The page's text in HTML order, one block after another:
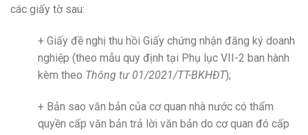
các giấy tờ sau:
+ Giấy đề nghị thu hồi Giấy chứng nhận đăng ký doanh
nghiệp (theo mẫu quy định tại Phụ lục VII-2 ban hành
kèm theo Thông tư 01/2021/TT-BKHĐT);
+ Bản sao văn bản của cơ quan nhà nước có thẩm
quyền cấp văn bản trả lời văn bản do cơ quan đó cấp